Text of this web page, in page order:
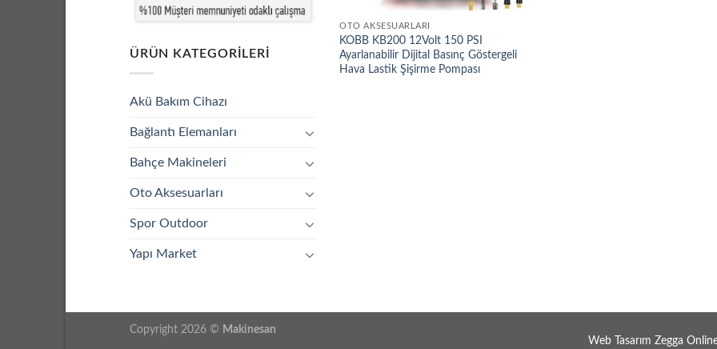
ÜRÜN KATEGORILERI
Akü Bakım Cihazı
Bağlantı Elemanları
Bahçe Makineleri
Oto Aksesuarları
Spor Outdoor
Yapı Market
OTO AKSESUARLARI
KOBB KB200 12Volt 150 PSI
Ayarlanabilir Dijital Basınç Göstergeli
Hava Lastik Şişirme Pompası
Web Tasarım Zegga
Copyright 2026 © Makinesan